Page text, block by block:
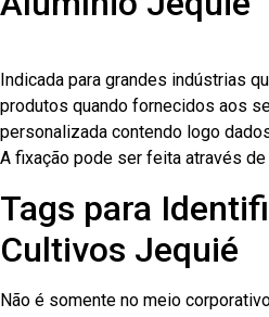
Indicada para grandes indústrias
produtos quando fornecidos aos
personalizada contendo logo
A fixação pode ser feita através
Tags para
Cultivos Jequié
Não é somente no meio